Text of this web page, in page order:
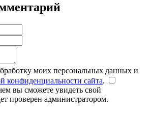
моих персональных данных и
конфиденциальности сайта.
вы сможете увидеть свой
проверен администратором.